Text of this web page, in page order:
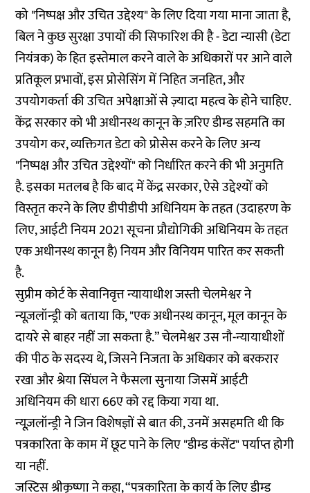
को "निष्पक्ष और उचित उद्देश्य" के लिए दिया गया माना जाता है,
बिल ने कुछ सुरक्षा उपायों की सिफारिश की है - डेटा न्यासी (डेटा
नियंत्रक) के हित इस्तेमाल करने वाले के अधिकारों पर आने वाले
प्रतिकूल प्रभावों, इस प्रोसेसिंग में निहित जनहित, और
उपयोगकर्ता की उचित अपेक्षाओं से ज़्यादा महत्व के होने चाहिए.
केंद्र सरकार को भी अधीनस्थ कानून के ज़रिए डीम्ड सहमति का
उपयोग कर, व्यक्तिगत डेटा को प्रोसेस करने के लिए अन्य
"निष्पक्ष और उचित उद्देश्यों" को निर्धारित करने की भी अनुमति
है. इसका मतलब है कि बाद में केंद्र सरकार, ऐसे उद्देश्यों को
विस्तृत करने के लिए डीपीडीपी अधिनियम के तहत (उदाहरण के
लिए, आईटी नियम 2021 सूचना प्रौद्योगिकी अधिनियम के तहत
एक अधीनस्थ कानून है) नियम और विनियम पारित कर सकती
है.
सुप्रीम कोर्ट के सेवानिवृत्त न्यायाधीश जस्ती चेलमेश्वर ने
न्यूज़लॉन्ड्री को बताया कि, "एक अधीनस्थ कानून, मूल कानून के
दायरे से बाहर नहीं जा सकता है.” चेलमेश्वर उस नौ-न्यायाधीशों
की पीठ के सदस्य थे, जिसने निजता के अधिकार को बरकरार
रखा और श्रेया सिंघल ने फैसला सुनाया जिसमें आईटी
अधिनियम की धारा 66ए को रद्द किया गया था.
न्यूज़लॉन्ड्री ने जिन विशेषज्ञों से बात की, उनमें असहमति थी कि
पत्रकारिता के काम में छूट पाने के लिए "डीम्ड कंसेंट" पर्याप्त होगी
या नहीं.
जस्टिस श्रीकृष्णा ने कहा, “पत्रकारिता के कार्य के लिए डीम्ड